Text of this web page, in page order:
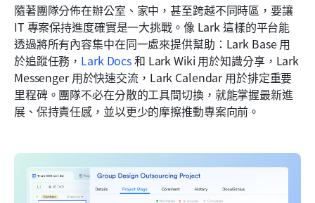
隨著團隊分佈在辦公室、家中，甚至跨越不同時區，要讓
IT 專案保持進度確實是一大挑戰。像 Lark 這樣的平台能
透過將所有內容集中在同一處來提供幫助：Lark Base 用
於追蹤任務， Lark Docs 和 Lark Wiki 用於知識分享，Lark
Messenger 用於快速交流，Lark Calendar 用於排定重要
里程碑。團隊不必在分散的工具間切換，就能掌握最新進
展、保持責任感，並以更少的摩擦推動專案向前。